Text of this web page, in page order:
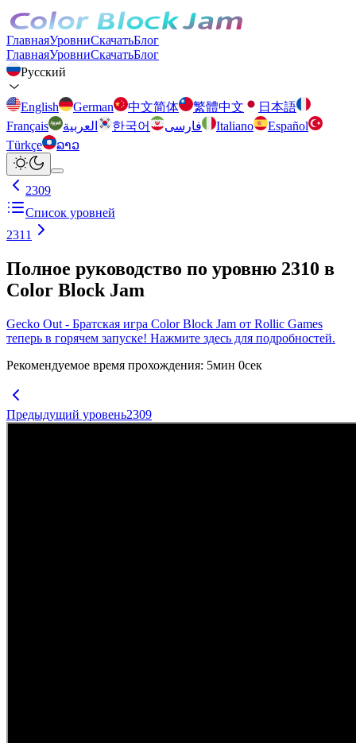
ГлавнаяУровниСкачатьБлог
ГлавнаяУровниСкачатьБлог
Русский
English German 中文简体 繁體中文
日本語
Français
العربية 한국어 فارسی Italiano
Español
Türkçe
ລາວ
2309
Список уровней
2311
Полное руководство по уровню 2310 в
Color Block Jam
Gecko Out - Братская игра Color Block Jam от Rollic Games
теперь в горячем запуске! Нажмите здесь для подробностей.
Рекомендуемое время прохождения: 5мин 0сек
Предыдущий уровень2309